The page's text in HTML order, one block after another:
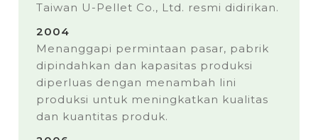
Taiwan U-Pellet Co., Ltd. resmi didirikan.
2004
Menanggapi permintaan pasar, pabrik
dipindahkan dan kapasitas produksi
diperluas dengan menambah lini
produksi untuk meningkatkan kualitas
dan kuantitas produk.